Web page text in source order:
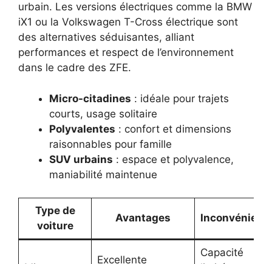
urbain. Les versions électriques comme la BMW
iX1 ou la Volkswagen T-Cross électrique sont
des alternatives séduisantes, alliant
performances et respect de l’environnement
dans le cadre des ZFE.
Micro-citadines : idéale pour trajets
courts, usage solitaire
Polyvalentes : confort et dimensions
raisonnables pour famille
SUV urbains : espace et polyvalence,
maniabilité maintenue
Type de
voiture
Avantages
Excellente
Capacité